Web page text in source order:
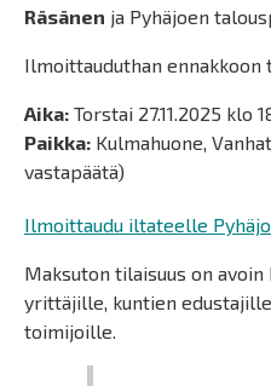
Räsänen ja Pyhäjoen
Ilmoittauduthan ennakkoon
Aika: Torstai 27.11.2025 klo
Paikka: Kulmahuone,
vastapäätä)
Ilmoittaudu iltateelle
Maksuton tilaisuus on avoin
yrittäjille, kuntien
toimijoille.